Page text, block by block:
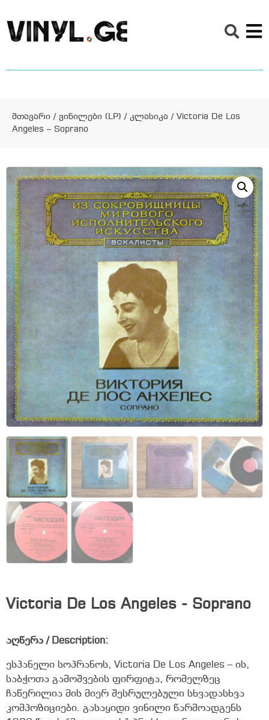
მთავარი / ვინილები (LP) / კლასიკა / Victoria De Los
Angeles – Soprano
Victoria De Los Angeles - Soprano
აღწერა / Description:
ესპანელი სოპრანოს, Victoria De Los Angeles – ის,
საბჭოთა გამოშვების ფირფიტა, რომელზეც
ჩაწერილია მის მიერ შესრულებული სხვადასხვა
კომპოზიციები. გასაყიდი ვინილი წარმოადგენს